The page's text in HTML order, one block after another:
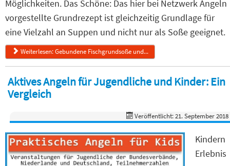
Möglichkeiten. Das Schöne: Das hier bei Netzwerk Angeln
vorgestellte Grundrezept ist gleichzeitig Grundlage für
eine Vielzahl an Suppen und nicht nur als Soße geeignet.
Weiterlesen: Gebundene Fischgrundsoße und...
Aktives Angeln für Jugendliche und Kinder: Ein
Vergleich
Veröffentlicht: 21. September 2018
Kindern
Erlebnis